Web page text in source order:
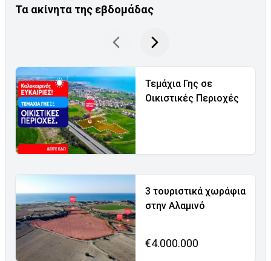
Τα ακίνητα της εβδομάδας
Τεμάχια Γης σε
Οικιστικές Περιοχές
3 τουριστικά χωράφια
στην Αλαμινό
€4.000.000